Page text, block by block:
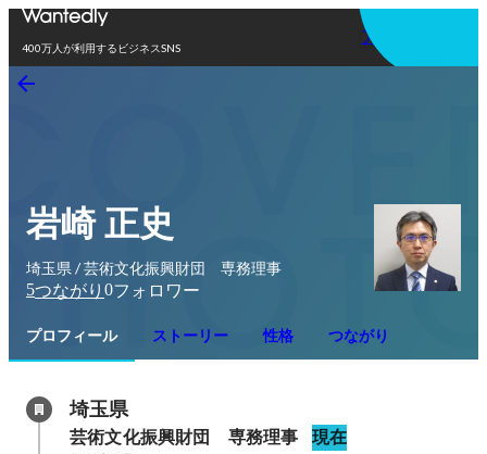
400万人が利用するビジネスSNS
アプリを使う
岩崎 正史
埼玉県 / 芸術文化振興財団 専務理事
5つながり 0フォロワー
プロフィール ストーリー 性格 つながり
埼玉県
芸術文化振興財団　専務理事 現在